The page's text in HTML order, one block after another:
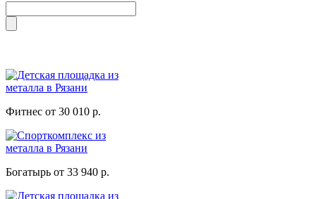
Фитнес от 30 010 р.
Богатырь от 33 940 р.